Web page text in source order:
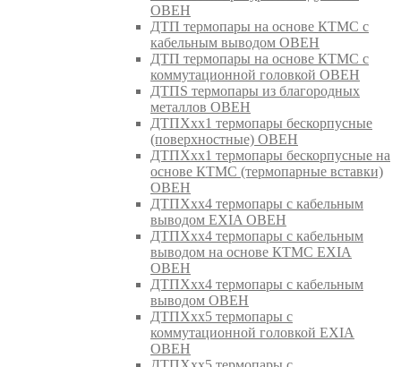
ОВЕН
ДТП термопары на основе КТМС с
кабельным выводом ОВЕН
ДТП термопары на основе КТМС с
коммутационной головкой ОВЕН
ДТПS термопары из благородных
металлов ОВЕН
ДТПХхх1 термопары бескорпусные
(поверхностные) ОВЕН
ДТПХхх1 термопары бескорпусные на
основе КТМС (термопарные вставки)
ОВЕН
ДТПХхх4 термопары с кабельным
выводом EXIA ОВЕН
ДТПХхх4 термопары с кабельным
выводом на основе КТМС EXIA
ОВЕН
ДТПХхх4 термопары с кабельным
выводом ОВЕН
ДТПХхх5 термопары с
коммутационной головкой EXIA
ОВЕН